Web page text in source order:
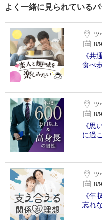
よく一緒に見られている
ツ
8/
《共
食べ
ツ
8/
《思
に過
ツ
8/
《年
忘れ